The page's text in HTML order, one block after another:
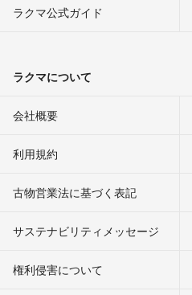
ラクマ公式ガイド
ラクマについて
会社概要
利用規約
古物営業法に基づく表記
サステナビリティメッセージ
権利侵害について